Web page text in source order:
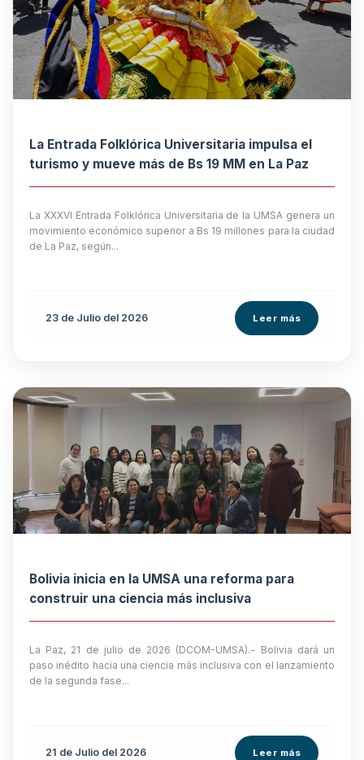
La Entrada Folklórica Universitaria impulsa el
turismo y mueve más de Bs 19 MM en La Paz
La XXXVI Entrada Folklórica Universitaria de la UMSA genera un
movimiento económico superior a Bs 19 millones para la ciudad
de La Paz, según...
23 de Julio del 2026 Leer más
Bolivia inicia en la UMSA una reforma para
construir una ciencia más inclusiva
La Paz, 21 de julio de 2026 (DCOM-UMSA).- Bolivia dará un
paso inédito hacia una ciencia más inclusiva con el lanzamiento
de la segunda fase...
21 de Julio del 2026 Leer más